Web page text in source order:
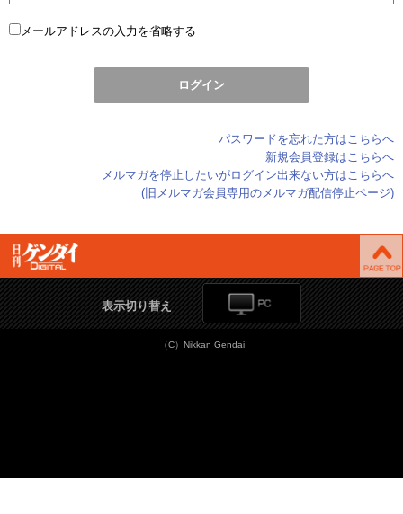
メールアドレスの入力を省略する
パスワードを忘れた方はこちらへ
新規会員登録はこちらへ
メルマガを停止したいがログイン出来ない方はこちらへ
(旧メルマガ会員専用のメルマガ配信停止ページ)
表示切り替え
（C）Nikkan Gendai